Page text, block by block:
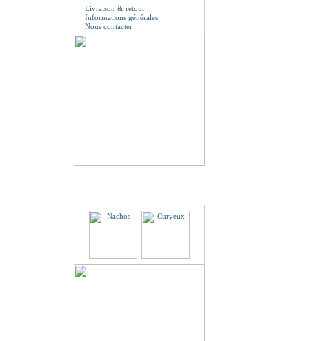
Livraison & retour
Informations générales
Nous contacter